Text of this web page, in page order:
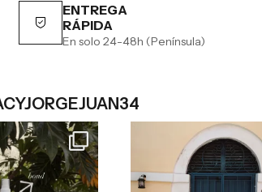
ENTREGA
RÁPIDA
En solo 24-48h (Península)